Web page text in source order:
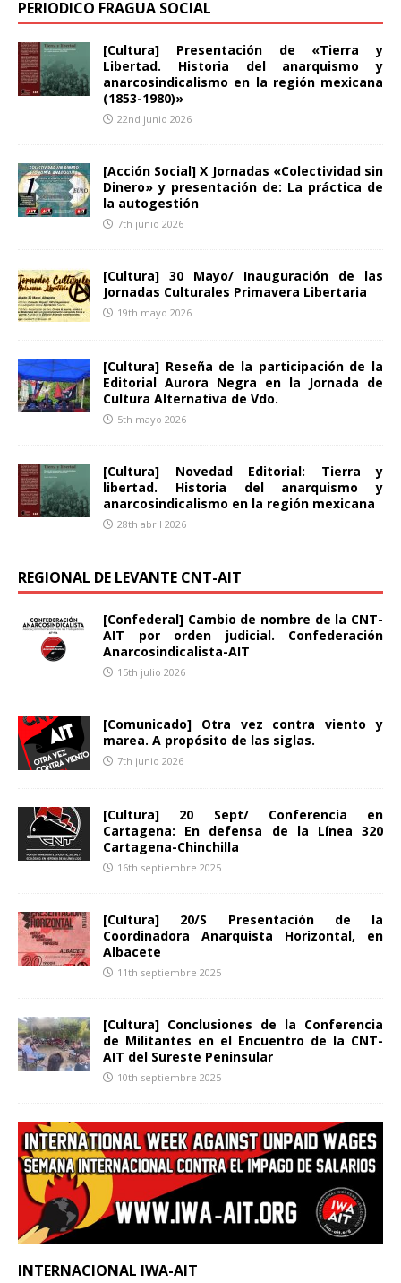
PERIODICO FRAGUA SOCIAL
[Cultura] Presentación de «Tierra y
Libertad. Historia del anarquismo y
anarcosindicalismo en la región mexicana
(1853-1980)»
22nd junio 2026
[Acción Social] X Jornadas «Colectividad sin
Dinero» y presentación de: La práctica de
la autogestión
7th junio 2026
[Cultura] 30 Mayo/ Inauguración de las
Jornadas Culturales Primavera Libertaria
19th mayo 2026
[Cultura] Reseña de la participación de la
Editorial Aurora Negra en la Jornada de
Cultura Alternativa de Vdo.
5th mayo 2026
[Cultura] Novedad Editorial: Tierra y
libertad. Historia del anarquismo y
anarcosindicalismo en la región mexicana
28th abril 2026
REGIONAL DE LEVANTE CNT-AIT
[Confederal] Cambio de nombre de la CNT-
AIT por orden judicial. Confederación
Anarcosindicalista-AIT
15th julio 2026
[Comunicado] Otra vez contra viento y
marea. A propósito de las siglas.
7th junio 2026
[Cultura] 20 Sept/ Conferencia en
Cartagena: En defensa de la Línea 320
Cartagena-Chinchilla
16th septiembre 2025
[Cultura] 20/S Presentación de la
Coordinadora Anarquista Horizontal, en
Albacete
11th septiembre 2025
[Cultura] Conclusiones de la Conferencia
de Militantes en el Encuentro de la CNT-
AIT del Sureste Peninsular
10th septiembre 2025
INTERNACIONAL IWA-AIT